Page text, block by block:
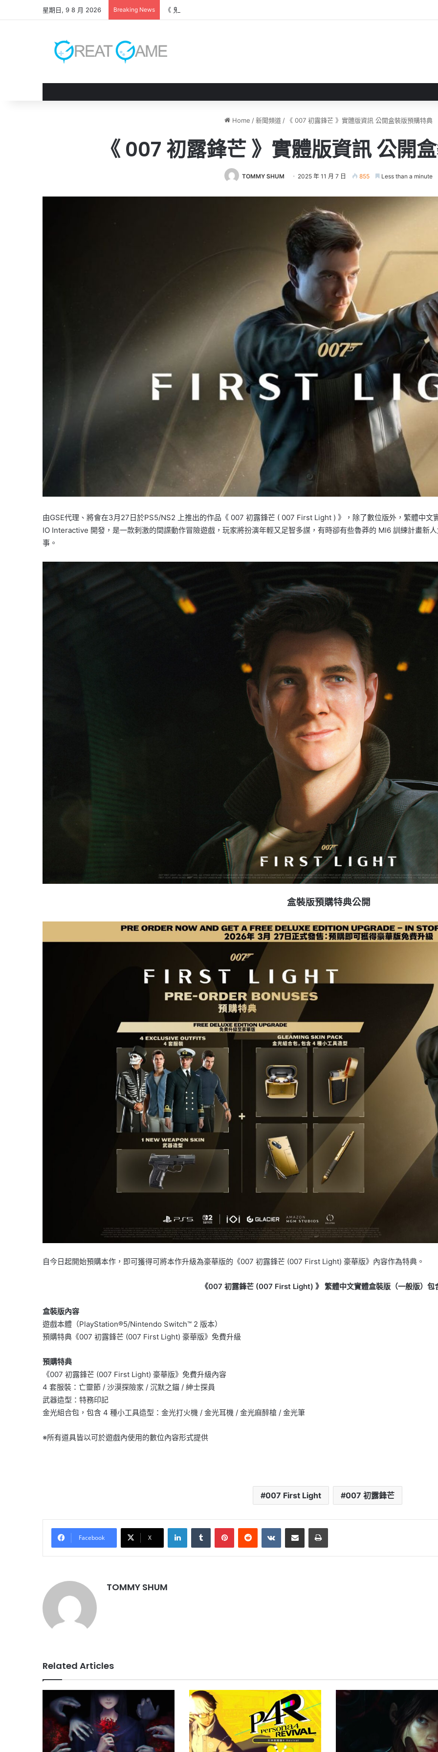
星期日, 9 8 月 2026 Breaking News 《 鬼武者 劍之道 》 實機試玩報告 源義經將是事件的起源！？
Home /新聞頻道 / 《 007 初露鋒芒 》實體版資訊 公開盒裝版預購特典
《 007 初露鋒芒 》實體版資訊 公開
TOMMY SHUM 2025 年 11 月 7 日 855 Less than a minute
由GSE代理、將會在3月27日於PS5/NS2 上推出的作品《 007 初露鋒芒 ( 007 First Light ) 》，除了數位版外，繁體中文
IO Interactive 開發，是一款刺激的間諜動作冒險遊戲，玩家將扮演年輕又足智多謀，有時卻有些魯莽的 MI6 訓練計畫新
事。
盒裝版預購特典公開
自今日起開始預購本作，即可獲得可將本作升級為豪華版的《007 初露鋒芒 (007 First Light) 豪華版》內容作為特典。
《007 初露鋒芒 (007 First Light) 》 繁體中文實體盒裝版（一般版）包
盒裝版內容
遊戲本體（PlayStation®5/Nintendo Switch™ 2 版本）
預購特典《007 初露鋒芒 (007 First Light) 豪華版》免費升級
預購特典
《007 初露鋒芒 (007 First Light) 豪華版》免費升級內容
4 套服裝：亡靈節 / 沙漠探險家 / 沉默之錨 / 紳士探員
武器造型：特務印記
金光組合包，包含 4 種小工具造型：金光打火機 / 金光耳機 / 金光麻醉槍 / 金光筆
※所有道具皆以可於遊戲內使用的數位內容形式提供
007 First Light 007 初露鋒芒
Facebook X
LinkedInTumblr PinterestReddit VKontakteShare via Email Print
TOMMY SHUM
Related Articles